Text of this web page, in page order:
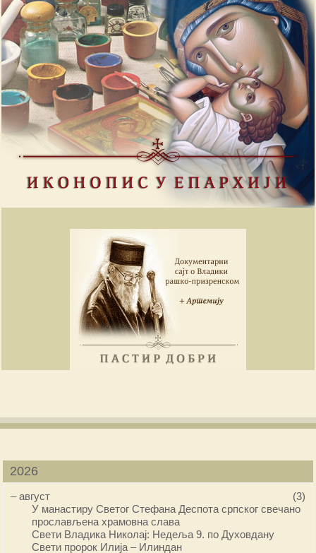
2026
–август
(3)
У манастиру Светог Стефана Деспота српског свечано
прослављена храмовна слава
Свети Владика Николај: Недеља 9. по Духовдану
Свети пророк Илија – Илиндан